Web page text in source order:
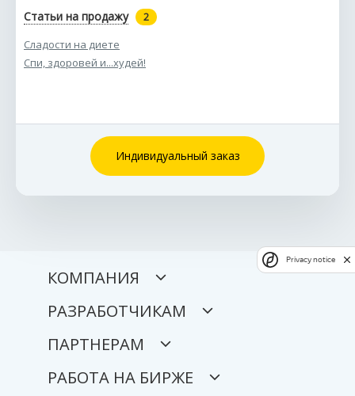
Статьи на продажу 2
Сладости на диете
Спи, здоровей и...худей!
Индивидуальный заказ
КОМПАНИЯ
РАЗРАБОТЧИКАМ
ПАРТНЕРАМ
РАБОТА НА БИРЖЕ
Privacy notice